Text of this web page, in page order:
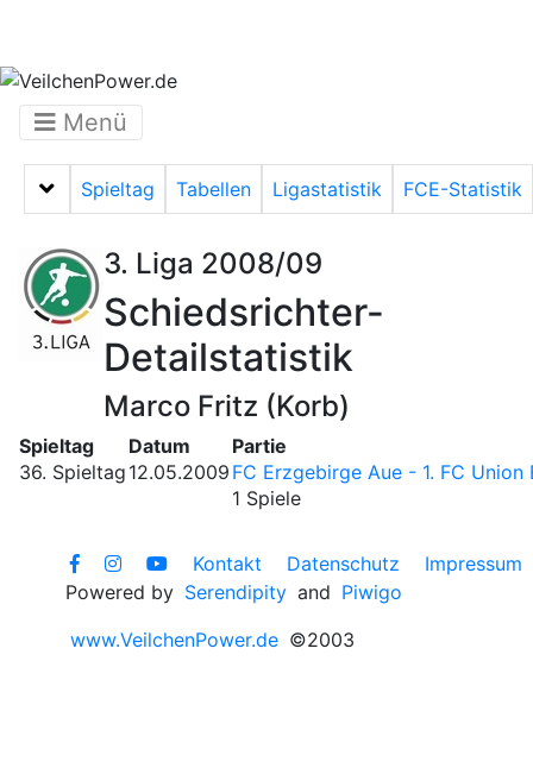
Menü
Menü auf-/zuklappen
Spieltag Tabellen Ligastatistik FCE-Statistik
3. Liga 2008/09
Schiedsrichter-
Detailstatistik
Marco Fritz (Korb)
Spieltag Datum
Partie
36. Spieltag 12.05.2009 FC Erzgebirge Aue - 1. FC Union
1 Spiele
Kontakt Datenschutz
Impressum
Powered by Serendipity and Piwigo
www.VeilchenPower.de ©2003